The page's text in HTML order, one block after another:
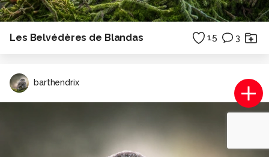
Les Belvédères de Blandas 15 3
barthendrix